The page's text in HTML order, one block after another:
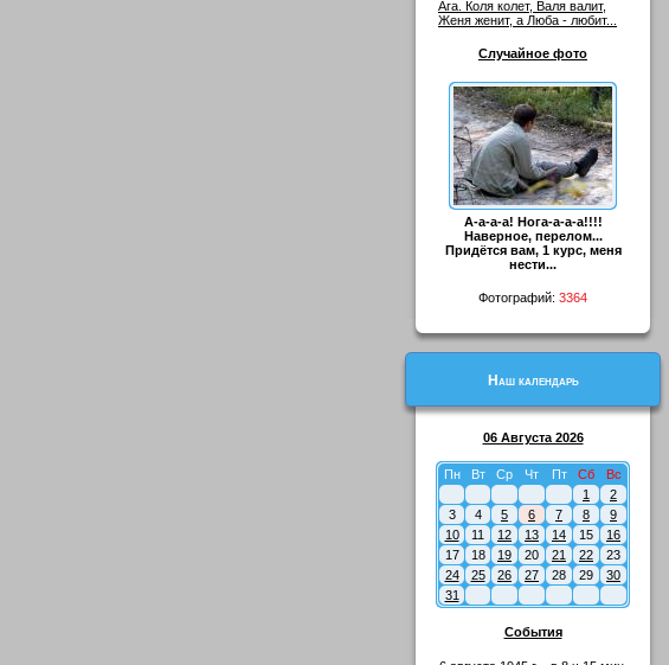
Ага. Коля колет, Валя валит,
Женя женит, а Люба - любит...
Случайное фото
А-а-а-а! Нога-а-а-а!!!!
Наверное, перелом...
Придётся вам, 1 курс, меня
нести...
Фотографий: 3364
Наш календарь
06 Августа 2026
Пн Вт Ср Чт Пт Сб
Вс
1
2
3
4 5 6 7 8
9
10
11 12 13 14 15
16
17
18 19 20 21 22
23
24
25 26 27 28 29
30
31
События